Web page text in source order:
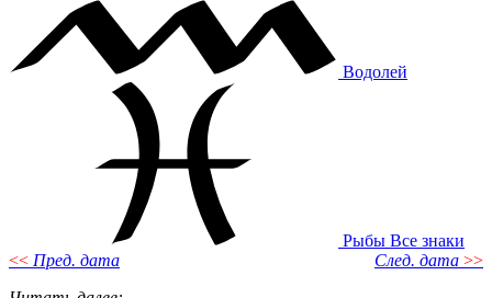
Водолей
Рыбы Все знаки
<< Пред. дата След. дата >>